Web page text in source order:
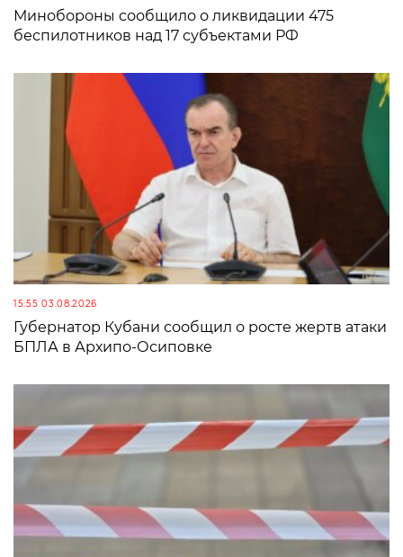
Минобороны сообщило о ликвидации 475
беспилотников над 17 субъектами РФ
15:55 03.08.2026
Губернатор Кубани сообщил о росте жертв атаки
БПЛА в Архипо-Осиповке